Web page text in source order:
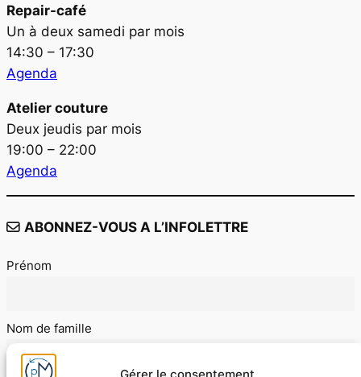
Repair-café
Un à deux samedi par mois
14:30 – 17:30
Agenda
Atelier couture
Deux jeudis par mois
19:00 – 22:00
Agenda
ABONNEZ-VOUS A L’INFOLETTRE
Prénom
Nom de famille